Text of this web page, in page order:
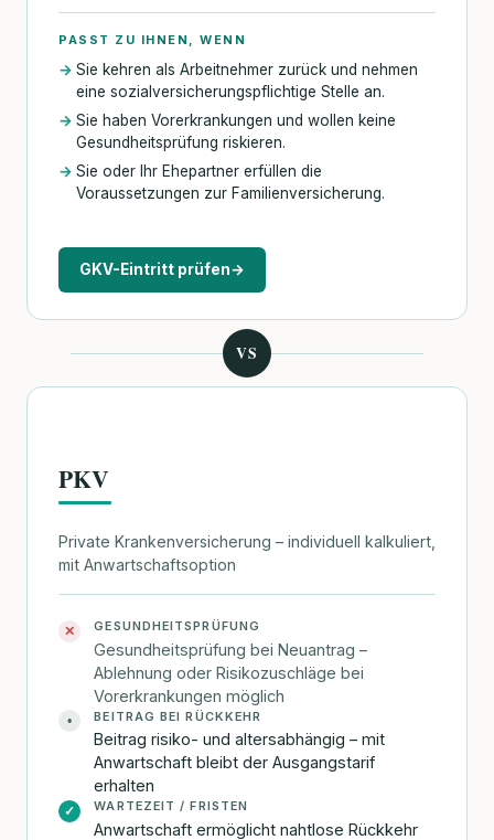
PASST ZU IHNEN, WENN
Sie kehren als Arbeitnehmer zurück und nehmen
eine sozialversicherungspflichtige Stelle an.
Sie haben Vorerkrankungen und wollen keine
Gesundheitsprüfung riskieren.
Sie oder Ihr Ehepartner erfüllen die
Voraussetzungen zur Familienversicherung.
GKV-Eintritt prüfen→
VS
PKV
Private Krankenversicherung – individuell kalkuliert,
mit Anwartschaftsoption
✕ GESUNDHEITSPRÜFUNG
Gesundheitsprüfung bei Neuantrag –
Ablehnung oder Risikozuschläge bei
Vorerkrankungen möglich
• BEITRAG BEI RÜCKKEHR
Beitrag risiko- und altersabhängig – mit
Anwartschaft bleibt der Ausgangstarif
erhalten
✓ WARTEZEIT / FRISTEN
Anwartschaft ermöglicht nahtlose Rückkehr